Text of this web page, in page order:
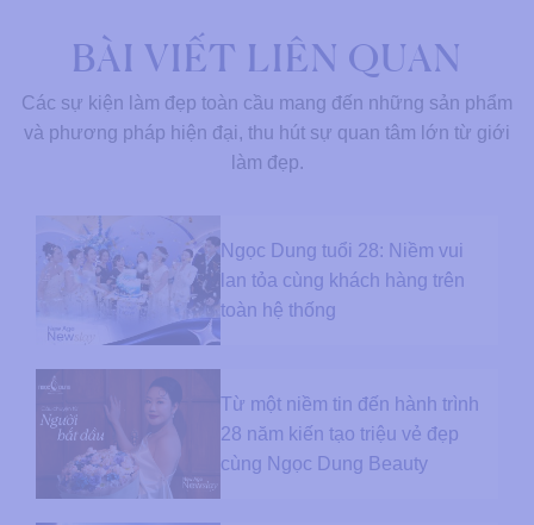
BÀI VIẾT LIÊN QUAN
Các sự kiện làm đẹp toàn cầu mang đến những sản phẩm
và phương pháp hiện đại, thu hút sự quan tâm lớn từ giới
làm đẹp.
Ngọc Dung tuổi 28: Niềm vui
lan tỏa cùng khách hàng trên
toàn hệ thống
Từ một niềm tin đến hành trình
28 năm kiến tạo triệu vẻ đẹp
cùng Ngọc Dung Beauty